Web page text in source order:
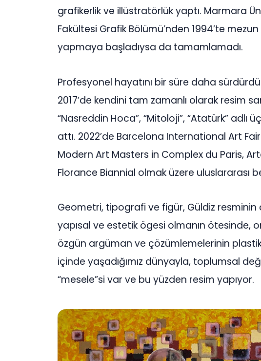
grafikerlik ve illüstratörlük yaptı. Marmara
Fakültesi Grafik Bölümü’nden 1994’te
yapmaya başladıysa da tamamlamadı.
Profesyonel hayatını bir süre daha
2017’de kendini tam zamanlı olarak resim
“Nasreddin Hoca”, “Mitoloji”, “Atatürk” adlı
attı. 2022’de Barcelona International Art
Modern Art Masters in Complex du Paris,
Florance Biannial olmak üzere uluslararası
Geometri, tipografi ve figür, Güldiz
yapısal ve estetik ögesi olmanın ötesinde,
özgün argüman ve çözümlemelerinin
içinde yaşadığımız dünyayla, toplumsal
“mesele”si var ve bu yüzden resim yapıyor.